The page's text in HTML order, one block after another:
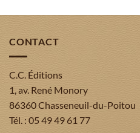
CONTACT
C.C. Éditions
1, av. René Monory
86360 Chasseneuil-du-Poitou
Tél. : 05 49 49 61 77